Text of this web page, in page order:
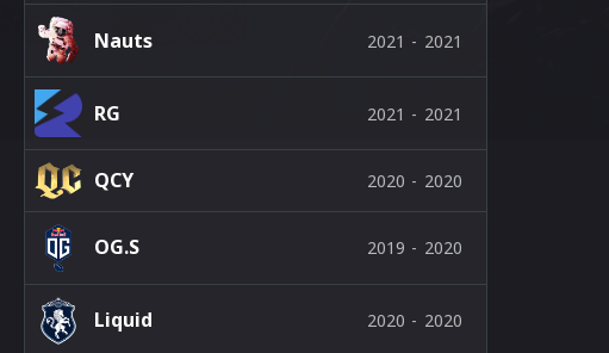
Nauts 2021 - 2021
RG 2021 - 2021
QCY 2020 - 2020
OG.S 2019 - 2020
Liquid 2020 - 2020